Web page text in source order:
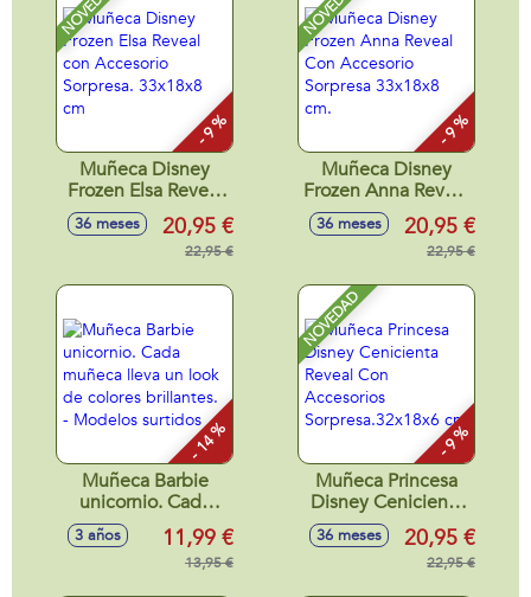
- 9 %
Muñeca Disney
Frozen Elsa Reveal
con Accesorio
Sorpresa. 33x18x8
36 meses 20,95 €
22,95 €
- 9 %
Muñeca Disney
Frozen Anna Reveal
Con Accesorio
Sorpresa 33x18x8
36 meses 20,95 €
22,95 €
- 14 %
Muñeca Barbie
unicornio. Cada
muñeca lleva un
look de colores
brillantes. -
3 años 11,99 €
13,95 €
NOVEDAD
- 9 %
Muñeca Princesa
Disney Cenicienta
Reveal Con
Accesorios
Sorpresa.32x18x6
36 meses 20,95 €
22,95 €